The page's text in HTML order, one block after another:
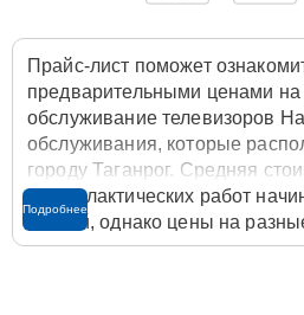
Прайс-лист поможет
предварительными ценами на
обслуживание телевизоров
обслуживания, которые
городу Таганрог. Средняя
профилактических работ
рублей, однако цены на
комплектующих могут
Подробнее